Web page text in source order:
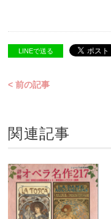
LINEで送る
< 前の記事
関連記事